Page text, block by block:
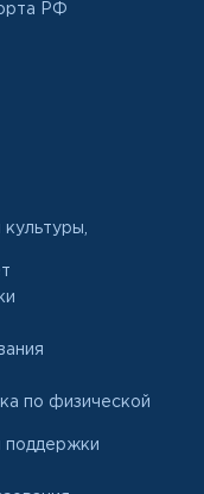
РФ
по физической
поддержки